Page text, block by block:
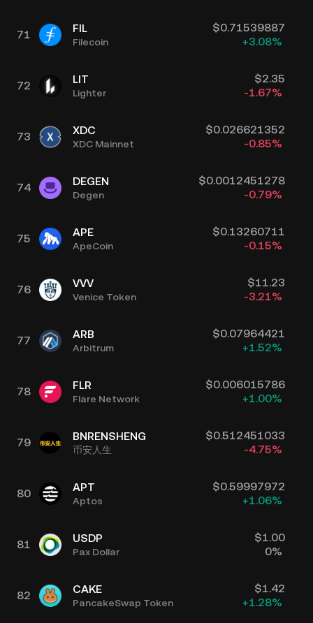
71 FIL
Filecoin
$0.71539887
+3.08%
72 LIT
Lighter
$2.35
-1.67%
73 XDC
XDC Mainnet
$0.026621352
-0.85%
74 DEGEN
Degen
$0.0012451278
-0.79%
75 APE
ApeCoin
$0.13260711
-0.15%
76 VVV
Venice Token
$11.23
-3.21%
77 ARB
Arbitrum
$0.07964421
+1.52%
78 FLR
Flare Network
$0.006015786
+1.00%
79 BNRENSHENG
币安人生
$0.512451033
-4.75%
80 APT
Aptos
$0.59997972
+1.06%
81 USDP
Pax Dollar
$1.00
0%
82 CAKE
PancakeSwap Token
$1.42
+1.28%